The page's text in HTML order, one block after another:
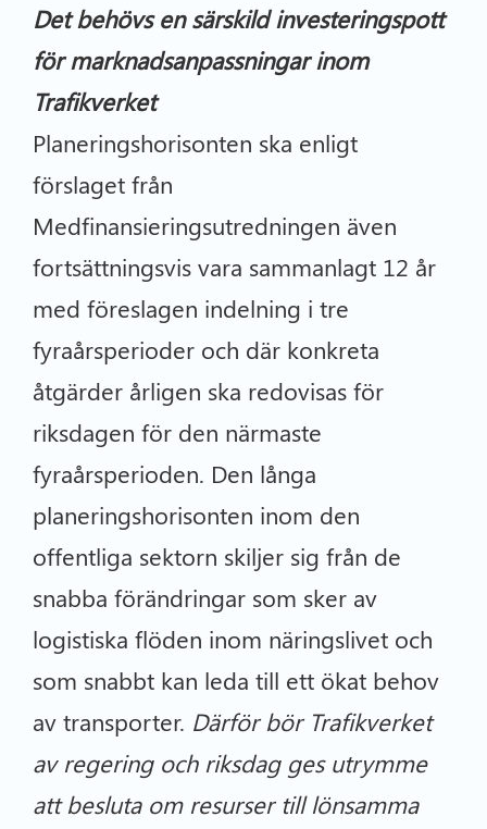
Det behövs en särskild investeringspott
för marknadsanpassningar inom
Trafikverket
Planeringshorisonten ska enligt
förslaget från
Medfinansieringsutredningen även
fortsättningsvis vara sammanlagt 12 år
med föreslagen indelning i tre
fyraårsperioder och där konkreta
åtgärder årligen ska redovisas för
riksdagen för den närmaste
fyraårsperioden. Den långa
planeringshorisonten inom den
offentliga sektorn skiljer sig från de
snabba förändringar som sker av
logistiska flöden inom näringslivet och
som snabbt kan leda till ett ökat behov
av transporter. Därför bör Trafikverket
av regering och riksdag ges utrymme
att besluta om resurser till lönsamma